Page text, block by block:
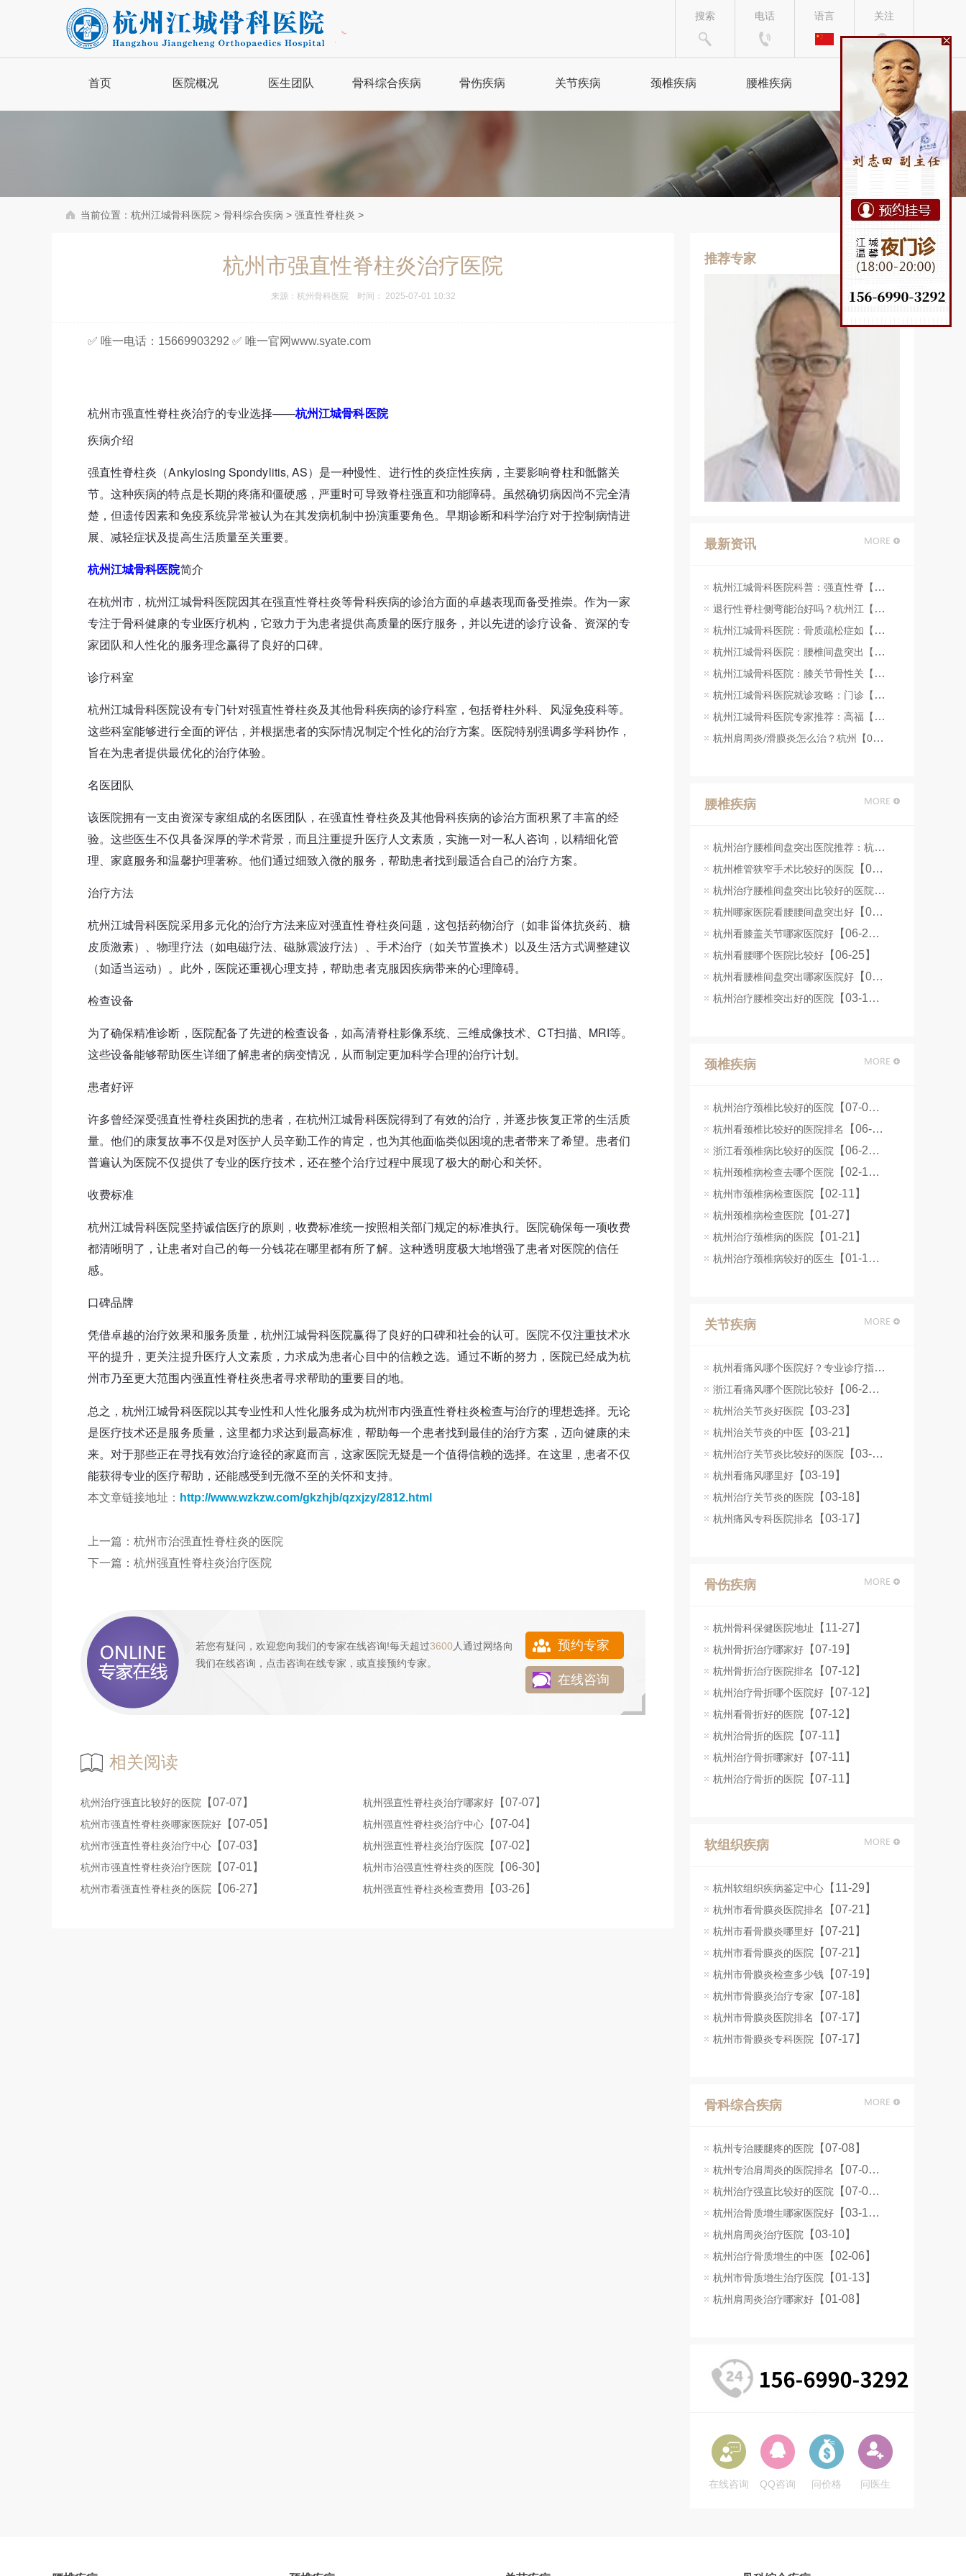
搜索 电话 语言 关注
首页 医院概况 医生团队 骨科综合疾病 骨伤疾病 关节疾病 颈椎疾病
颈腰综合症
腰椎疾病
腰椎间盘突出
腰椎病
来院路线
当前位置： 杭州江城骨科医院 > 骨科综合疾病 > 强直性脊柱炎 >
杭州市强直性脊柱炎治疗医院
来源： 杭州骨科医院时间： 2025-07-01 10:32
✅ 唯一电话：15669903292 ✅ 唯一官网www.syate.com
杭州市强直性脊柱炎治疗的专业选择——杭州江城骨科医院
疾病介绍
强直性脊柱炎（Ankylosing Spondylitis, AS）是一种慢性、进行性的炎症性疾病，主要影响脊柱和骶髂关
节。这种疾病的特点是长期的疼痛和僵硬感，严重时可导致脊柱强直和功能障碍。虽然确切病因尚不完全清
楚，但遗传因素和免疫系统异常被认为在其发病机制中扮演重要角色。早期诊断和科学治疗对于控制病情进
展、减轻症状及提高生活质量至关重要。
杭州江城骨科医院简介
在杭州市，杭州江城骨科医院因其在强直性脊柱炎等骨科疾病的诊治方面的卓越表现而备受推崇。作为一家
专注于骨科健康的专业医疗机构，它致力于为患者提供高质量的医疗服务，并以先进的诊疗设备、资深的专
家团队和人性化的服务理念赢得了良好的口碑。
诊疗科室
杭州江城骨科医院设有专门针对强直性脊柱炎及其他骨科疾病的诊疗科室，包括脊柱外科、风湿免疫科等。
这些科室能够进行全面的评估，并根据患者的实际情况制定个性化的治疗方案。医院特别强调多学科协作，
旨在为患者提供最优化的治疗体验。
名医团队
该医院拥有一支由资深专家组成的名医团队，在强直性脊柱炎及其他骨科疾病的诊治方面积累了丰富的经
验。这些医生不仅具备深厚的学术背景，而且注重提升医疗人文素质，实施一对一私人咨询，以精细化管
理、家庭服务和温馨护理著称。他们通过细致入微的服务，帮助患者找到最适合自己的治疗方案。
治疗方法
杭州江城骨科医院采用多元化的治疗方法来应对强直性脊柱炎问题，这包括药物治疗（如非甾体抗炎药、糖
皮质激素）、物理疗法（如电磁疗法、磁脉震波疗法）、手术治疗（如关节置换术）以及生活方式调整建议
（如适当运动）。此外，医院还重视心理支持，帮助患者克服因疾病带来的心理障碍。
检查设备
为了确保精准诊断，医院配备了先进的检查设备，如高清脊柱影像系统、三维成像技术、CT扫描、MRI等。
这些设备能够帮助医生详细了解患者的病变情况，从而制定更加科学合理的治疗计划。
患者好评
许多曾经深受强直性脊柱炎困扰的患者，在杭州江城骨科医院得到了有效的治疗，并逐步恢复正常的生活质
量。他们的康复故事不仅是对医护人员辛勤工作的肯定，也为其他面临类似困境的患者带来了希望。患者们
普遍认为医院不仅提供了专业的医疗技术，还在整个治疗过程中展现了极大的耐心和关怀。
收费标准
杭州江城骨科医院坚持诚信医疗的原则，收费标准统一按照相关部门规定的标准执行。医院确保每一项收费
都清晰明了，让患者对自己的每一分钱花在哪里都有所了解。这种透明度极大地增强了患者对医院的信任
感。
口碑品牌
凭借卓越的治疗效果和服务质量，杭州江城骨科医院赢得了良好的口碑和社会的认可。医院不仅注重技术水
平的提升，更关注提升医疗人文素质，力求成为患者心目中的信赖之选。通过不断的努力，医院已经成为杭
州市乃至更大范围内强直性脊柱炎患者寻求帮助的重要目的地。
总之，杭州江城骨科医院以其专业性和人性化服务成为杭州市内强直性脊柱炎检查与治疗的理想选择。无论
是医疗技术还是服务质量，这里都力求达到最高标准，帮助每一个患者找到最佳的治疗方案，迈向健康的未
来。对于那些正在寻找有效治疗途径的家庭而言，这家医院无疑是一个值得信赖的选择。在这里，患者不仅
能获得专业的医疗帮助，还能感受到无微不至的关怀和支持。
本文章链接地址： http://www.wzkzw.com/gkzhjb/qzxjzy/2812.html
上一篇： 杭州市治强直性脊柱炎的医院
下一篇： 杭州强直性脊柱炎治疗医院
若您有疑问，欢迎您向我们的专家在线咨询!每天超过3600 人通过网络向
我们在线咨询 ， 点击咨询在线专家，或直接预约专家。
预约专家
在线咨询
相关阅读
杭州治疗强直比较好的医院 【07-07】 杭州强直性脊柱炎治疗哪家好 【07-07】
杭州市强直性脊柱炎哪家医院好 【07-05】 杭州强直性脊柱炎治疗中心 【07-04】
杭州市强直性脊柱炎治疗中心 【07-03】 杭州强直性脊柱炎治疗医院 【07-02】
杭州市强直性脊柱炎治疗医院 【07-01】 杭州市治强直性脊柱炎的医院 【06-30】
杭州市看强直性脊柱炎的医院 【06-27】 杭州强直性脊柱炎检查费用 【03-26】
推荐专家
最新资讯
杭州江城骨科医院科普：强直性脊【07-23】
退行性脊柱侧弯能治好吗？杭州江【07-23】
杭州江城骨科医院：骨质疏松症如【07-23】
杭州江城骨科医院：腰椎间盘突出【07-23】
杭州江城骨科医院：膝关节骨性关【07-23】
杭州江城骨科医院就诊攻略：门诊【07-22】
杭州江城骨科医院专家推荐：高福【07-22】
杭州肩周炎/滑膜炎怎么治？杭州【07-22】
腰椎疾病
杭州治疗腰椎间盘突出医院推荐：杭州江城骨科医院脊柱微创手术解析
杭州椎管狭窄手术比较好的医院 【07-08】
杭州治疗腰椎间盘突出比较好的医院
【07-07】
杭州哪家医院看腰腰间盘突出好 【06-26】
杭州看膝盖关节哪家医院好 【06-25】
杭州看腰哪个医院比较好 【06-25】
杭州看腰椎间盘突出哪家医院好 【06-25】
杭州治疗腰椎突出好的医院 【03-16】
颈椎疾病
杭州治疗颈椎比较好的医院 【07-07】
杭州看颈椎比较好的医院排名 【06-25】
浙江看颈椎病比较好的医院 【06-24】
杭州颈椎病检查去哪个医院 【02-12】
杭州市颈椎病检查医院 【02-11】
杭州颈椎病检查医院 【01-27】
杭州治疗颈椎病的医院 【01-21】
杭州治疗颈椎病较好的医生 【01-14】
关节疾病
杭州看痛风哪个医院好？专业诊疗指南
浙江看痛风哪个医院比较好 【06-24】
杭州治关节炎好医院 【03-23】
杭州治关节炎的中医 【03-21】
杭州治疗关节炎比较好的医院 【03-20】
杭州看痛风哪里好 【03-19】
杭州治疗关节炎的医院 【03-18】
杭州痛风专科医院排名 【03-17】
骨伤疾病
杭州骨科保健医院地址 【11-27】
杭州骨折治疗哪家好 【07-19】
杭州骨折治疗医院排名 【07-12】
杭州治疗骨折哪个医院好 【07-12】
杭州看骨折好的医院 【07-12】
杭州治骨折的医院 【07-11】
杭州治疗骨折哪家好 【07-11】
杭州治疗骨折的医院 【07-11】
软组织疾病
杭州软组织疾病鉴定中心 【11-29】
杭州市看骨膜炎医院排名 【07-21】
杭州市看骨膜炎哪里好 【07-21】
杭州市看骨膜炎的医院 【07-21】
杭州市骨膜炎检查多少钱 【07-19】
杭州市骨膜炎治疗专家 【07-18】
杭州市骨膜炎医院排名 【07-17】
杭州市骨膜炎专科医院 【07-17】
骨科综合疾病
杭州专治腰腿疼的医院 【07-08】
杭州专治肩周炎的医院排名 【07-08】
杭州治疗强直比较好的医院 【07-07】
杭州治骨质增生哪家医院好 【03-11】
杭州肩周炎治疗医院 【03-10】
杭州治疗骨质增生的中医 【02-06】
杭州市骨质增生治疗医院 【01-13】
杭州肩周炎治疗哪家好 【01-08】
在线咨询 QQ咨询 问价格 问医生